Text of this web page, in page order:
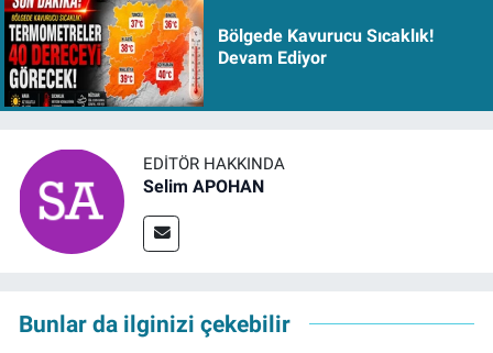
Bölgede Kavurucu Sıcaklık!
Devam Ediyor
EDITÖR HAKKINDA
Selim APOHAN
Bunlar da ilginizi çekebilir